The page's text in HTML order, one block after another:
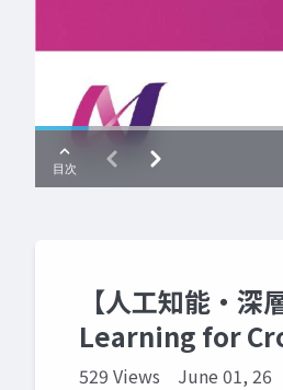
【人工知能・
Learning for
529 Views June 01, 26